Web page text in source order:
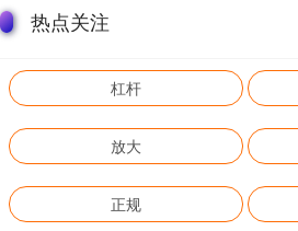
热点关注
杠杆
放大
正规